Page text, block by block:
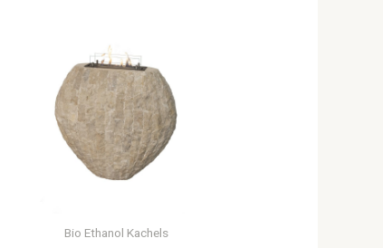
Bio Ethanol Kachels